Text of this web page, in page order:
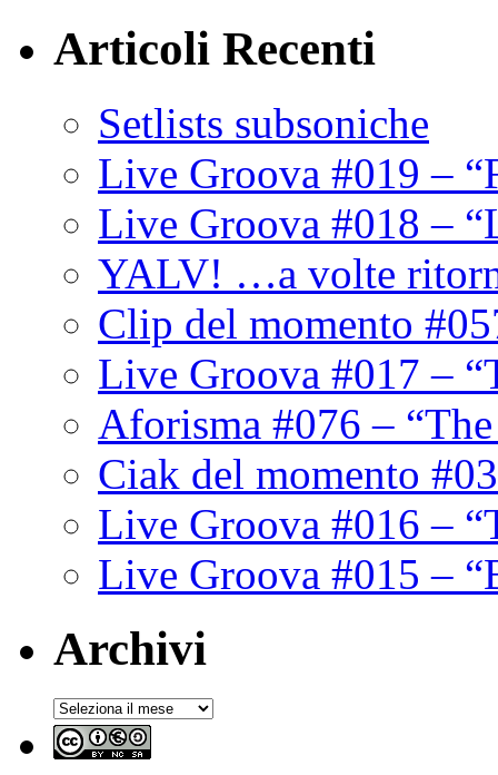
Articoli Recenti
Setlists subsoniche
Live Groova #019 –
Live Groova #018 –
YALV! …a volte
Clip del momento
Live Groova #017 –
Aforisma #076 –
Ciak del momento
Live Groova #016 –
Live Groova #015 –
Archivi
Archivi